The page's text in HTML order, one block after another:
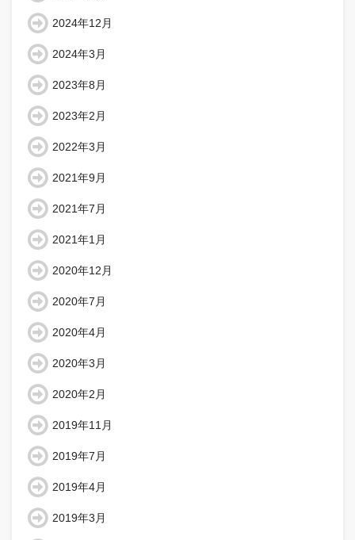
2024年12月
2024年3月
2023年8月
2023年2月
2022年3月
2021年9月
2021年7月
2021年1月
2020年12月
2020年7月
2020年4月
2020年3月
2020年2月
2019年11月
2019年7月
2019年4月
2019年3月